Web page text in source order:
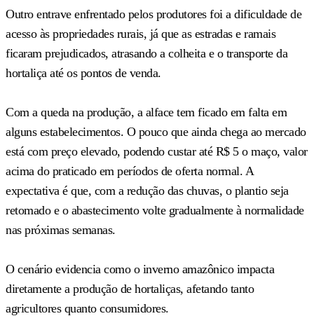
Outro entrave enfrentado pelos produtores foi a dificuldade de
acesso às propriedades rurais, já que as estradas e ramais
ficaram prejudicados, atrasando a colheita e o transporte da
hortaliça até os pontos de venda.
Com a queda na produção, a alface tem ficado em falta em
alguns estabelecimentos. O pouco que ainda chega ao mercado
está com preço elevado, podendo custar até R$ 5 o maço, valor
acima do praticado em períodos de oferta normal. A
expectativa é que, com a redução das chuvas, o plantio seja
retomado e o abastecimento volte gradualmente à normalidade
nas próximas semanas.
O cenário evidencia como o inverno amazônico impacta
diretamente a produção de hortaliças, afetando tanto
agricultores quanto consumidores.